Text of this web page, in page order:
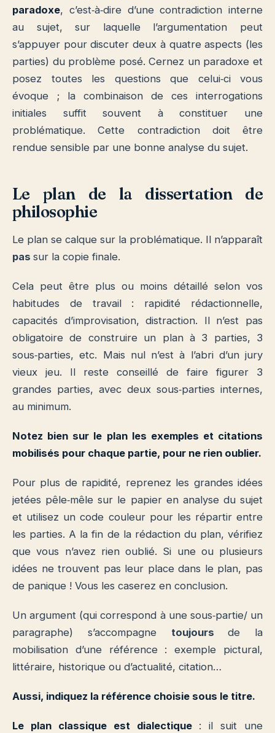
paradoxe, c’est‐à‐dire d’une contradiction interne
au sujet, sur laquelle l’argumentation peut
s’appuyer pour discuter deux à quatre aspects (les
parties) du problème posé. Cernez un paradoxe et
posez toutes les questions que celui‐ci vous
évoque ; la combinaison de ces interrogations
initiales suffit souvent à constituer une
problématique.Cette contradiction doit être
rendue sensible par une bonne analyse du sujet.
Le plan de la dissertation de
philosophie
Le plan se calque sur la problématique. Il n’apparaît
pas sur la copie finale.
Cela peut être plus ou moins détaillé selon vos
habitudes de travail : rapidité rédactionnelle,
capacités d’improvisation, distraction. Il n’est pas
obligatoire de construire un plan à 3 parties, 3
sous‐parties, etc. Mais nul n’est à l’abri d’un jury
vieux jeu. Il reste conseillé de faire figurer 3
grandes parties, avec deux sous‐parties internes,
au minimum.
Notez bien sur le plan les exemples et citations
mobilisés pour chaque partie, pour ne rien oublier.
Pour plus de rapidité, reprenez les grandes idées
jetées pêle‐mêle sur le papier en analyse du sujet
et utilisez un code couleur pour les répartir entre
les parties. A la fin de la rédaction du plan, vérifiez
que vous n’avez rien oublié. Si une ou plusieurs
idées ne trouvent pas leur place dans le plan, pas
de panique ! Vous les caserez en conclusion.
Un argument (qui correspond à une sous‐partie/ un
paragraphe) s’accompagne toujoursde la
mobilisation d’une référence : exemple pictural,
littéraire, historique ou d’actualité, citation…
Aussi, indiquez la référence choisie sous le titre.
Le plan classique est dialectique: il suit une